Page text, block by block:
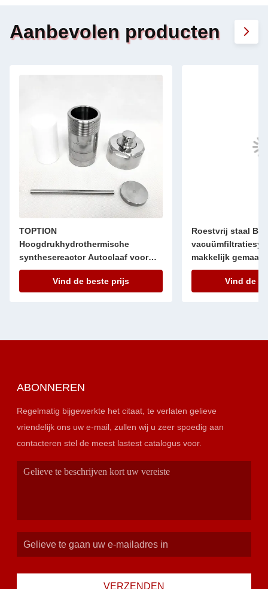
Aanbevolen producten
TOPTION
Hoogdrukhydrothermische
synthesereactor Autoclaaf voor
nanomaterialen
Vind de beste prijs
Roestvrij staal
makkelijk gemaakt
Vind de
ABONNEREN
Regelmatig bijgewerkte het citaat, te verlaten gelieve
vriendelijk ons uw e-mail, zullen wij u zeer spoedig aan
contacteren stel de meest lastest catalogus voor.
VERZENDEN